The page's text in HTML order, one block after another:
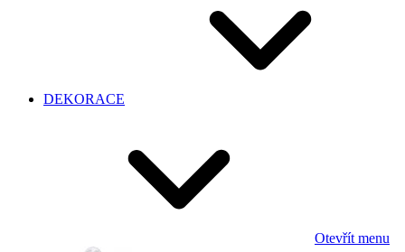
DEKORACE
Otevřít menu